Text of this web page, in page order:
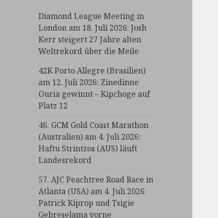
Diamond League Meeting in
London am 18. Juli 2026: Josh
Kerr steigert 27 Jahre alten
Weltrekord über die Meile
42K Porto Allegre (Brasilien)
am 12. Juli 2026: Zinedinne
Ouria gewinnt – Kipchoge auf
Platz 12
46. GCM Gold Coast Marathon
(Australien) am 4. Juli 2026:
Haftu Strintzos (AUS) läuft
Landesrekord
57. AJC Peachtree Road Race in
Atlanta (USA) am 4. Juli 2026:
Patrick Kiprop und Tsigie
Gebreselama vorne